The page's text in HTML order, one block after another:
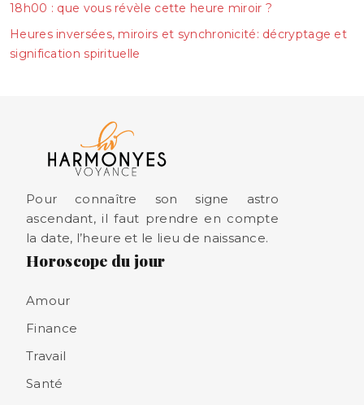
18h00 : que vous révèle cette heure miroir ?
Heures inversées, miroirs et synchronicité: décryptage et
signification spirituelle
Pour connaître son signe astro
ascendant, il faut prendre en compte
la date, l’heure et le lieu de naissance.
Horoscope du jour
Amour
Finance
Travail
Santé